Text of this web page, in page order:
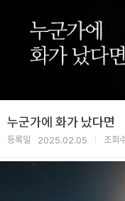
누군가에 화가 났다면
등록일 2025.02.05 조회